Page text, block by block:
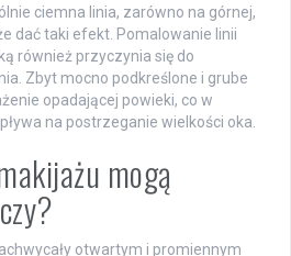
ciemna linia, zarówno na górnej,
dać taki efekt. Pomalowanie linii
również przyczynia się do
Zbyt mocno podkreślone i grube
opadającej powieki, co w
na postrzeganie wielkości oka.
mogą
otwartym i promiennym